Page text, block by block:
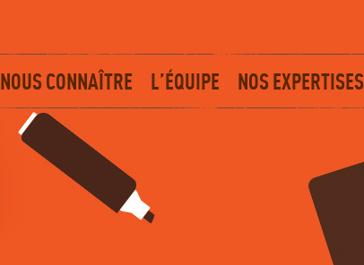
NOUS CONNAÎTRE L’ÉQUIPE NOS EXPERTISES